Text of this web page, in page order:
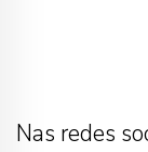
Nas redes